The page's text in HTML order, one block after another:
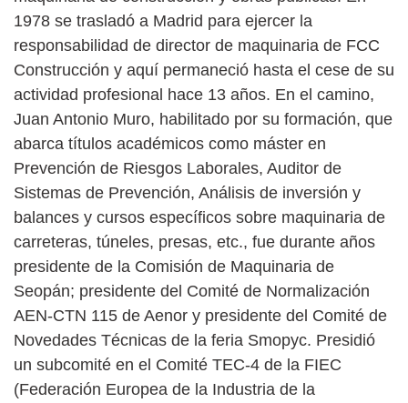
1978 se trasladó a Madrid para ejercer la
responsabilidad de director de maquinaria de FCC
Construcción y aquí permaneció hasta el cese de su
actividad profesional hace 13 años. En el camino,
Juan Antonio Muro, habilitado por su formación, que
abarca títulos académicos como máster en
Prevención de Riesgos Laborales, Auditor de
Sistemas de Prevención, Análisis de inversión y
balances y cursos específicos sobre maquinaria de
carreteras, túneles, presas, etc., fue durante años
presidente de la Comisión de Maquinaria de
Seopán; presidente del Comité de Normalización
AEN-CTN 115 de Aenor y presidente del Comité de
Novedades Técnicas de la feria Smopyc. Presidió
un subcomité en el Comité TEC-4 de la FIEC
(Federación Europea de la Industria de la